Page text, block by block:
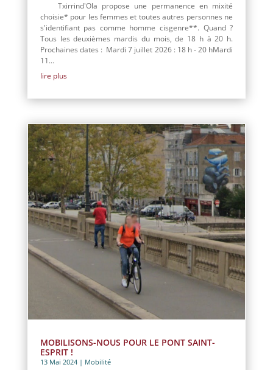
Txirrind'Ola propose une permanence en mixité
choisie* pour les femmes et toutes autres personnes ne
s'identifiant pas comme homme cisgenre**. Quand ?
Tous les deuxièmes mardis du mois, de 18 h à 20 h.
Prochaines dates : Mardi 7 juillet 2026 : 18 h - 20 hMardi
11...
lire plus
MOBILISONS-NOUS POUR LE PONT SAINT-
ESPRIT !
13 Mai 2024| Mobilité